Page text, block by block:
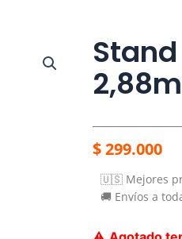
Stand
$299.000
🇺🇸 Mejores
🚚 Envíos a